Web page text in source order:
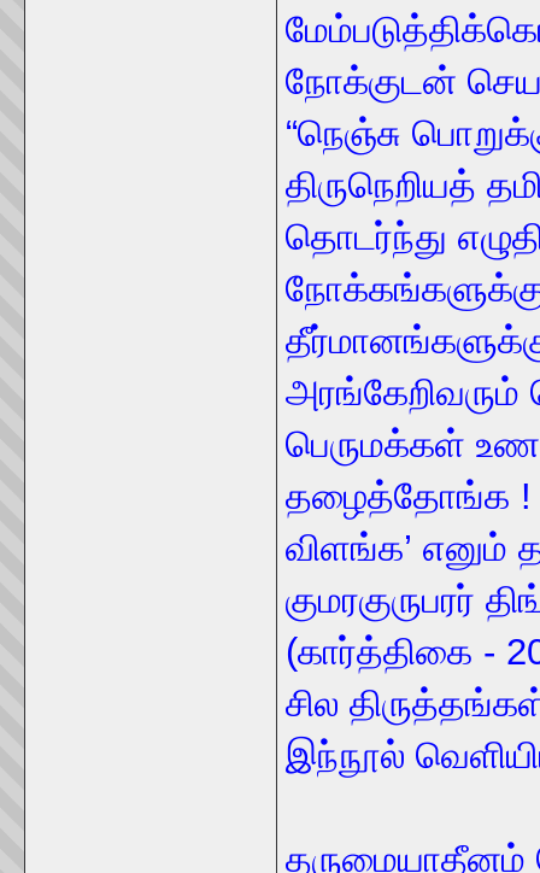
நோக்குடன்
“நெஞ்சு
திருநெறியத்
தொடர்ந்து
பெருமக்கள்
தழைத்தோங்க !
விளங்க’ எனும்
குமரகுருபரர்
(கார்த்திகை -
சில
இந்நூல்
தருமையாதீனம்